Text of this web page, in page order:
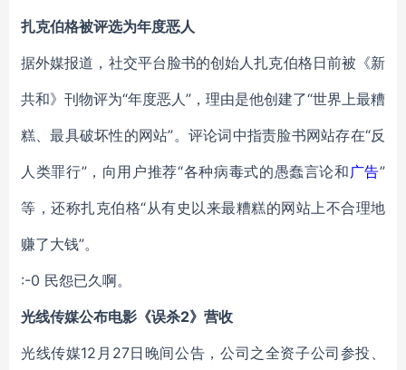
扎克伯格被评选为年度恶人
据外媒报道，社交平台脸书的创始人扎克伯格日前被《新
共和》刊物评为“年度恶人”，理由是他创建了“世界上最糟
糕、最具破坏性的网站”。评论词中指责脸书网站存在“反
人类罪行”，向用户推荐“各种病毒式的愚蠢言论和广告”
等，还称扎克伯格“从有史以来最糟糕的网站上不合理地
赚了大钱”。
:-0 民怨已久啊。
光线传媒公布电影《误杀2》营收
光线传媒12月27日晚间公告，公司之全资子公司参投、